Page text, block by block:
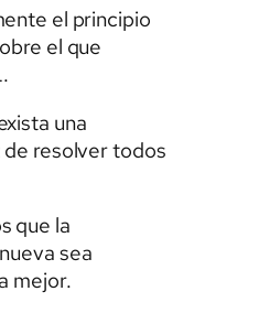
el principio
el que
una
resolver todos
que la
sea
mejor.